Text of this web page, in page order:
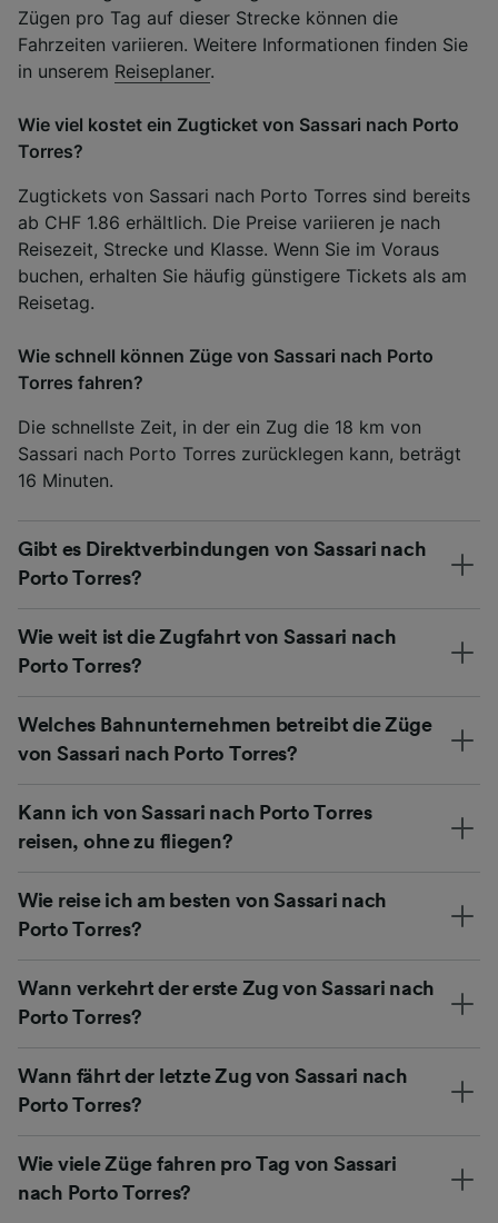
Zügen pro Tag auf dieser Strecke können die
Fahrzeiten variieren. Weitere Informationen finden Sie
in unserem Reiseplaner.
Wie viel kostet ein Zugticket von Sassari nach Porto
Torres?
Zugtickets von Sassari nach Porto Torres sind bereits
ab CHF 1.86 erhältlich. Die Preise variieren je nach
Reisezeit, Strecke und Klasse. Wenn Sie im Voraus
buchen, erhalten Sie häufig günstigere Tickets als am
Reisetag.
Wie schnell können Züge von Sassari nach Porto
Torres fahren?
Die schnellste Zeit, in der ein Zug die 18 km von
Sassari nach Porto Torres zurücklegen kann, beträgt
16 Minuten.
Gibt es Direktverbindungen von Sassari nach
Porto Torres?
Wie weit ist die Zugfahrt von Sassari nach
Porto Torres?
Welches Bahnunternehmen betreibt die Züge
von Sassari nach Porto Torres?
Kann ich von Sassari nach Porto Torres
reisen, ohne zu fliegen?
Wie reise ich am besten von Sassari nach
Porto Torres?
Wann verkehrt der erste Zug von Sassari nach
Porto Torres?
Wann fährt der letzte Zug von Sassari nach
Porto Torres?
Wie viele Züge fahren pro Tag von Sassari
nach Porto Torres?